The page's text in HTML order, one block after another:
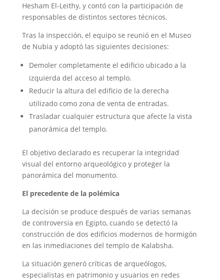
Hesham El-Leithy, y contó con la participación de
responsables de distintos sectores técnicos.
Tras la inspección, el equipo se reunió en el Museo
de Nubia y adoptó las siguientes decisiones:
Demoler completamente el edificio ubicado a la
izquierda del acceso al templo.
Reducir la altura del edificio de la derecha
utilizado como zona de venta de entradas.
Trasladar cualquier estructura que afecte la vista
panorámica del templo.
El objetivo declarado es recuperar la integridad
visual del entorno arqueológico y proteger la
panorámica del monumento.
El precedente de la polémica
La decisión se produce después de varias semanas
de controversia en Egipto, cuando se detectó la
construcción de dos edificios modernos de hormigón
en las inmediaciones del templo de Kalabsha.
La situación generó críticas de arqueólogos,
especialistas en patrimonio y usuarios en redes